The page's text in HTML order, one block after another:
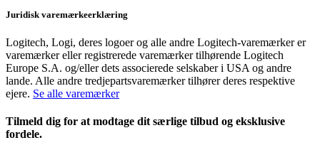
Juridisk varemærkeerklæring
Logitech, Logi, deres logoer og alle andre Logitech-varemærker er
varemærker eller registrerede varemærker tilhørende Logitech
Europe S.A. og/eller dets associerede selskaber i USA og andre
lande. Alle andre tredjepartsvaremærker tilhører deres respektive
ejere. Se alle varemærker
Tilmeld dig for at modtage dit særlige tilbud og eksklusive
fordele.